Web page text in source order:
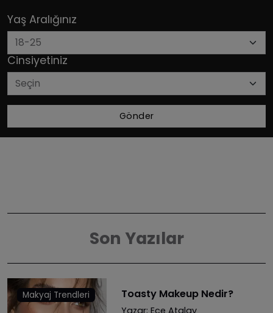
Yaş Aralığınız
Cinsiyetiniz
Gönder
Son Yazılar
Makyaj Trendleri Toasty Makeup Nedir?